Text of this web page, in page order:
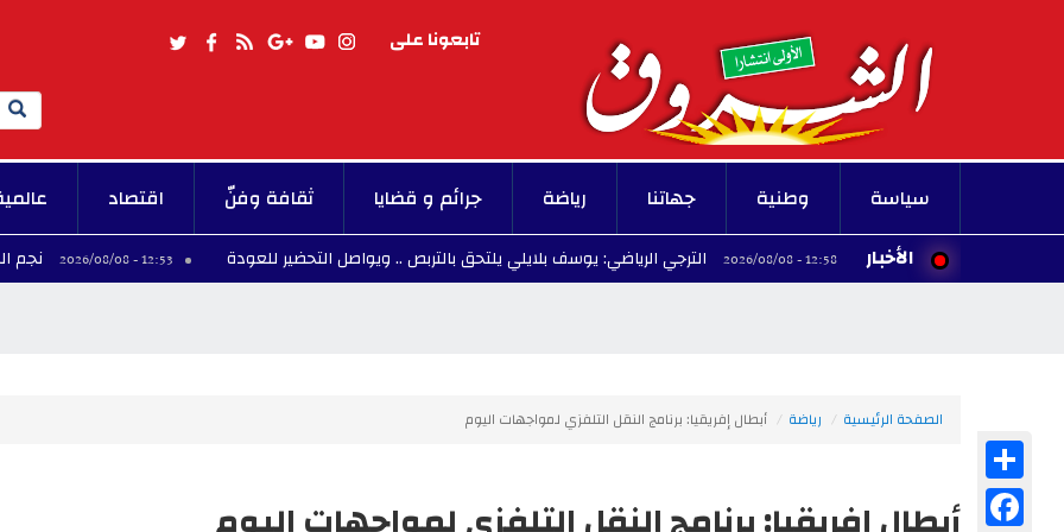
تابعونا على
Search
سياسة وطنية جهاتنا رياضة جرائم و قضايا ثقافة وفنّ اقتصاد
الأخبار
12:58 - 2026/08/08 الترجي الرياضي: يوسف بلايلي يلتحق بالتربص .. ويواصل التحضير للعودة 12:53 - 2026/08/08 نجم المنتخب
الصفحة الرئيسية رياضة أبطال إفريقيا: برنامج النقل التلفزي لمواجهات اليوم
Facebook